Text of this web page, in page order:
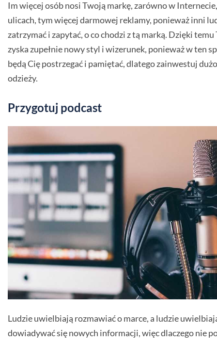
Im więcej osób nosi Twoją markę, zarówno w
ulicach, tym więcej darmowej reklamy, ponieważ inni
zatrzymać i zapytać, o co chodzi z tą marką. Dzięki
zyska zupełnie nowy styl i wizerunek, ponieważ w ten
będą Cię postrzegać i pamiętać, dlatego zainwestuj
odzieży.
Przygotuj podcast
Ludzie uwielbiają rozmawiać o marce, a ludzie
dowiadywać się nowych informacji, więc dlaczego nie